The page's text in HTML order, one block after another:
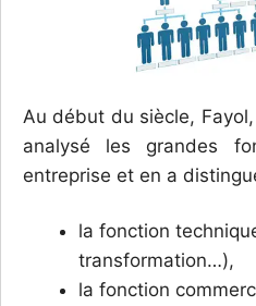
Au début du siècle,
analysé les grandes
entreprise et en a
la fonction
transformation…),
la fonction